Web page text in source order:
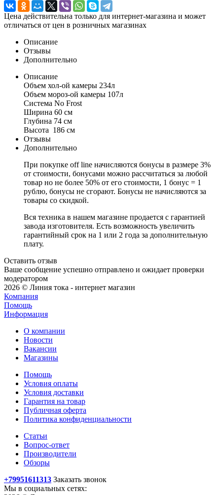
Цена действительна только для интернет-магазина и может
отличаться от цен в розничных магазинах
Описание
Отзывы
Дополнительно
Описание
Объем хол-ой камеры 234л
Объем мороз-ой камеры 107л
Система No Frost
Ширина 60 см
Глубина 74 см
Высота 186 см
Отзывы
Дополнительно
При покупке off line начисляются бонусы в размере 3%
от стоимости, бонусами можно рассчитаться за любой
товар но не более 50% от его стоимости, 1 бонус = 1
рублю, бонусы не сгорают. Бонусы не начисляются за
товары со скидкой.
Вся техника в нашем магазине продается с гарантией
завода изготовителя. Есть возможность увеличить
гарантийный срок на 1 или 2 года за дополнительную
плату.
Оставить отзыв
Ваше сообщение успешно отправлено и ожидает проверки
модератором
2026 © Линия тока - интернет магазин
Компания
Помощь
Информация
О компании
Новости
Вакансии
Магазины
Помощь
Условия оплаты
Условия доставки
Гарантия на товар
Публичная оферта
Политика конфиденциальности
Статьи
Вопрос-ответ
Производители
Обзоры
+79951611313 Заказать звонок
Мы в социальных сетях: